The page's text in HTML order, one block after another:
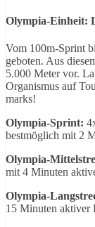
Olympia-Einheit:
Vom 100m-Sprint
geboten. Aus
5.000 Meter vor.
Organismus auf
marks!
Olympia-Sprint:
bestmöglich mit 2
Olympia-
mit 4 Minuten
Olympia-
15 Minuten aktiver